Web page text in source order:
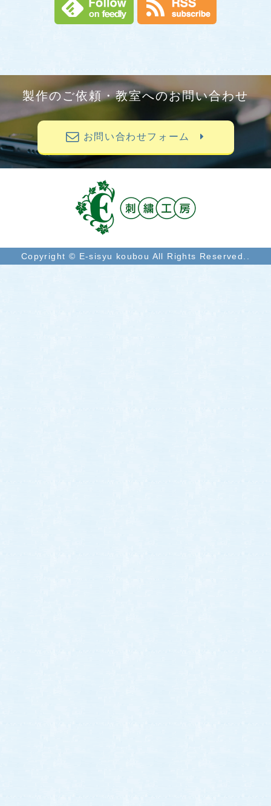
製作のご依頼・教室へのお問い合わせ
お問い合わせフォーム
Copyright © E-sisyu koubou All Rights Reserved..